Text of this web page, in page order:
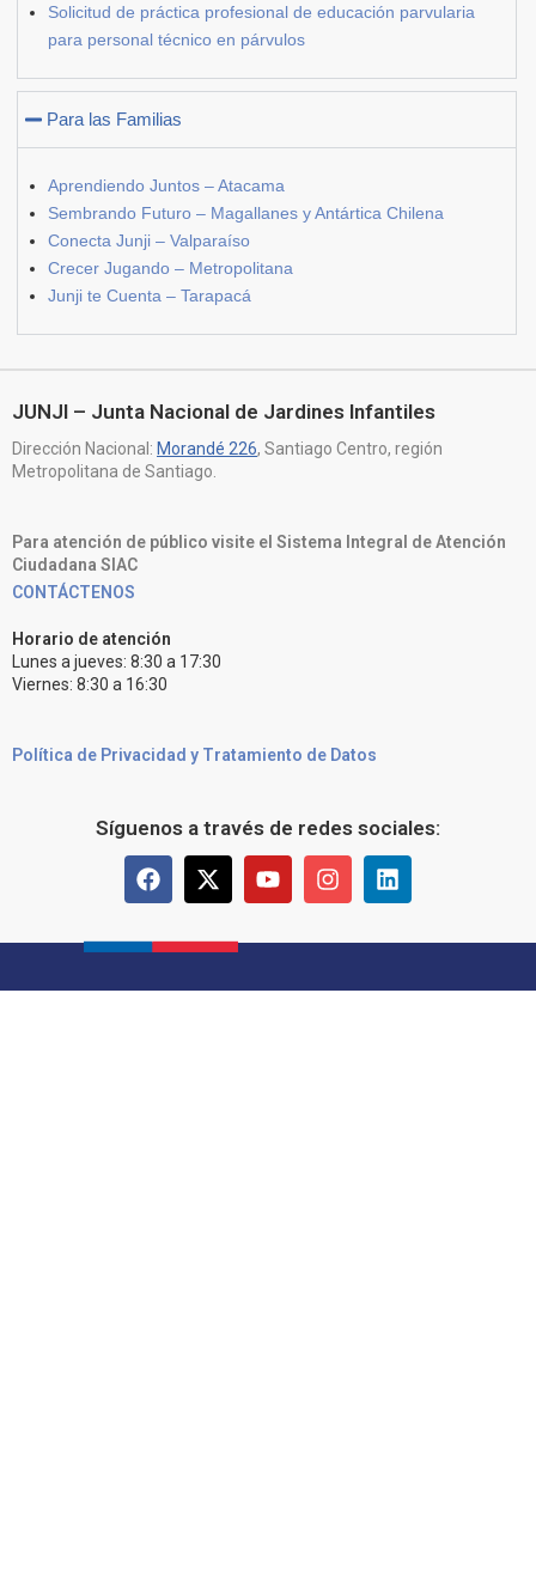
Solicitud de práctica profesional de educación parvularia
para personal técnico en párvulos
Para las Familias
Aprendiendo Juntos – Atacama
Sembrando Futuro – Magallanes y Antártica Chilena
Conecta Junji – Valparaíso
Crecer Jugando – Metropolitana
Junji te Cuenta – Tarapacá
JUNJI – Junta Nacional de Jardines Infantiles
Dirección Nacional: Morandé 226, Santiago Centro, región
Metropolitana de Santiago.
Para atención de público visite el Sistema Integral de Atención
Ciudadana SIAC
CONTÁCTENOS
Horario de atención
Lunes a jueves: 8:30 a 17:30
Viernes: 8:30 a 16:30
Política de Privacidad y Tratamiento de Datos
Síguenos a través de redes sociales: